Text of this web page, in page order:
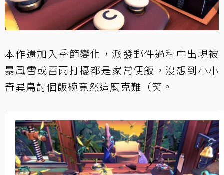
本作還加入季節變化，派發郵件過程中出現被
暴風雪或雷雨打擾都是家常便飯，沒想到小小
奇異鳥討個飯碗竟然這麼克難（笑。